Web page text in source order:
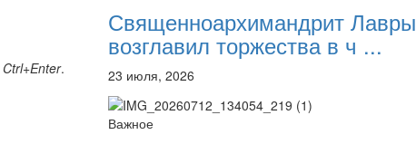
12 сентября 2015Название трансляции
12 сентября 2015Название трансляции
Название трансляции
12 сентября 2015Название трансляции
Перейти к архиву
Ctrl+Enter.
Священноархимандрит Лавры
возглавил торжества в ч ...
23 июля, 2026
Важное